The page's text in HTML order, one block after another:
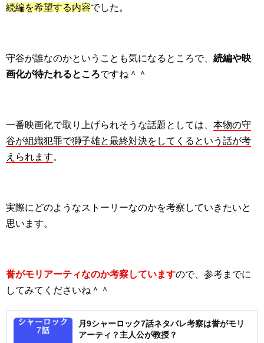
続編を希望する内容でした。
守谷が誰なのかということも気になるところで、 続編や映
画化が待たれるところですね＾＾
一番映画化で取り上げられそうな話題としては、 本物の守
谷が組織犯罪で獅子雄と最終対決をしてくるという話が考
えられます。
実際にどのようなストーリーなのかを考察していきたいと
思います。
誉がモリアーティなのか考察していますので、参考までに
してみてくださいね＾＾
月9シャーロック7話ネタバレ考察は誉がモリ
アーティ？主人公が教授？